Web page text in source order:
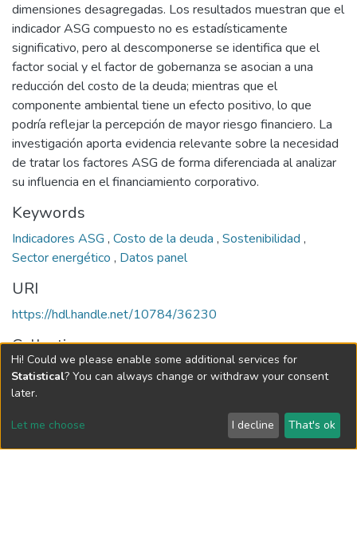
dimensiones desagregadas. Los resultados muestran que el
indicador ASG compuesto no es estadísticamente
significativo, pero al descomponerse se identifica que el
factor social y el factor de gobernanza se asocian a una
reducción del costo de la deuda; mientras que el
componente ambiental tiene un efecto positivo, lo que
podría reflejar la percepción de mayor riesgo financiero. La
investigación aporta evidencia relevante sobre la necesidad
de tratar los factores ASG de forma diferenciada al analizar
su influencia en el financiamiento corporativo.
Keywords
Indicadores ASG , Costo de la deuda , Sostenibilidad ,
Sector energético , Datos panel
URI
https://hdl.handle.net/10784/36230
Collections
Maestría en Administración Financiera (tesis)
dc.rights
Todos los derechos reservados
Hi! Could we please enable some additional services for
Statistical? You can always change or withdraw your consent
later.
Let me choose I decline That's ok